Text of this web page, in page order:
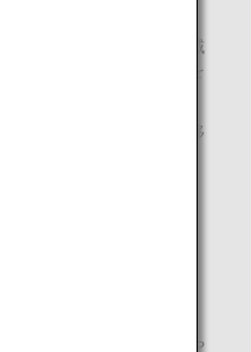
のが夢だった」、「地域
いしかった、という声を
声が上がっています。
で地方への人の交流や移
社長にイン
に社員提案のきっかけや